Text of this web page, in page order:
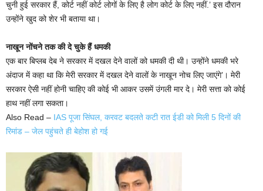
चुनी हुई सरकार हैं, कोर्ट नहीं कोर्ट लोगों के लिए है लोग कोर्ट के लिए नहीं.’ इस दौरान
उन्होंने खुद को शेर भी बताया था।
नाखून नोंचने तक की दे चुके हैं धमकी
एक बार बिप्लब देब ने सरकार में दखल देने वालों को धमकी दी थी। उन्होंने धमकी भरे
अंदाज में कहा था कि मेरी सरकार में दखल देने वालों के नाखून नोच लिए जाएंगे’। मेरी
सरकार ऐसी नहीं होनी चाहिए की कोई भी आकर उसमें उंगली मार दे। मेरी सत्ता को कोई
हाथ नहीं लगा सकता।
Also Read – IAS पूजा सिंघल, करवट बदलते कटी रात ईडी को मिली 5 दिनों की
रिमांड – जेल पहुंचते ही बेहोश हो गई